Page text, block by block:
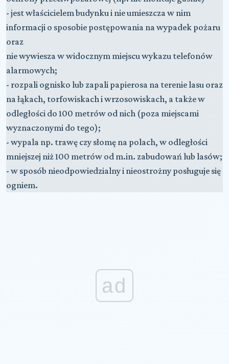
- jest właścicielem budynku i nie umieszcza w nim
informacji o sposobie postępowania na wypadek pożaru
oraz
nie wywiesza w widocznym miejscu wykazu telefonów
alarmowych;
- rozpali ognisko lub zapali papierosa na terenie lasu oraz
na łąkach, torfowiskach i wrzosowiskach, a także w
odległości do 100 metrów od nich (poza miejscami
wyznaczonymi do tego);
- wypala np. trawę czy słomę na polach, w odległości
mniejszej niż 100 metrów od m.in. zabudowań lub lasów;
- w sposób nieodpowiedzialny i nieostrożny posługuje się
ogniem.
ad